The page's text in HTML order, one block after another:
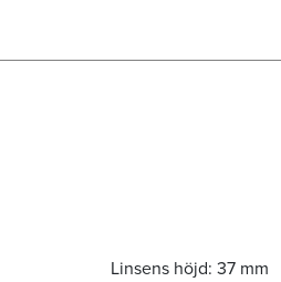
Linsens höjd: 37 mm